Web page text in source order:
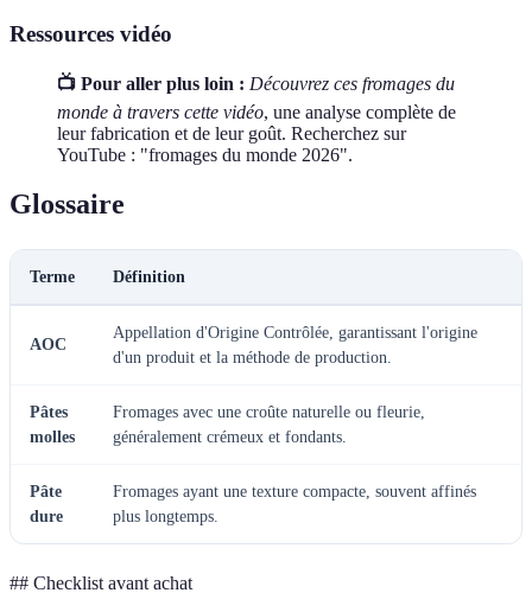
Ressources vidéo
📺 Pour aller plus loin : Découvrez ces fromages du
monde à travers cette vidéo, une analyse complète de
leur fabrication et de leur goût. Recherchez sur
YouTube : "fromages du monde 2026".
Glossaire
Terme Définition
AOC
Appellation d'Origine Contrôlée, garantissant l'origine
d'un produit et la méthode de production.
Pâtes
molles
Fromages avec une croûte naturelle ou fleurie,
généralement crémeux et fondants.
Pâte
dure
Fromages ayant une texture compacte, souvent affinés
plus longtemps.
## Checklist avant achat